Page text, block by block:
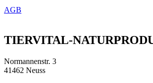
AGB
TIERVITAL-
Normannenstr. 3
41462 Neuss